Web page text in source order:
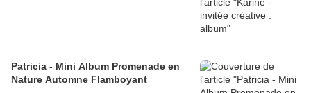
Patricia - Mini Album Promenade en
Nature Automne Flamboyant